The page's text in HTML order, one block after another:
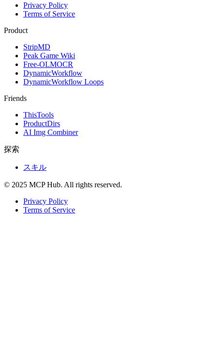
Privacy Policy
Terms of Service
Product
StripMD
Peak Game Wiki
Free-OLMOCR
DynamicWorkflow
DynamicWorkflow Loops
Friends
ThisTools
ProductDirs
AI Img Combiner
探索
スキル
© 2025 MCP Hub. All rights reserved.
Privacy Policy
Terms of Service